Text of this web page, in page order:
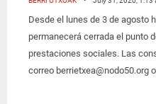
Desde el lunes de 3 de agosto
permanecerá cerrada el punto
prestaciones sociales. Las
correo berrietxea@nodo50.org